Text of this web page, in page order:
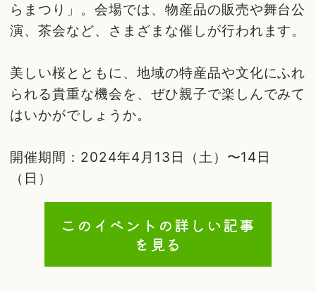
らまつり」。会場では、物産品の販売や舞台公
演、茶会など、さまざまな催しが行われます。
美しい桜とともに、地域の特産品や文化にふれ
られる貴重な機会を、ぜひ親子で楽しんでみて
はいかがでしょうか。
開催期間：2024年4月13日（土）〜14日
（日）
このイベントの詳しい記事
を見る